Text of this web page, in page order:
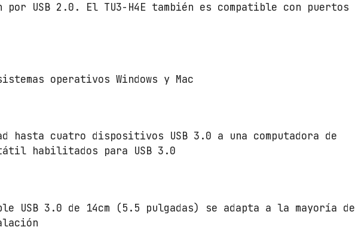
por USB 2.0. El TU3-H4E también es compatible con puertos
operativos Windows y Mac
hasta cuatro dispositivos USB 3.0 a una computadora de
habilitados para USB 3.0
3.0 de 14cm (5.5 pulgadas) se adapta a la mayoría de